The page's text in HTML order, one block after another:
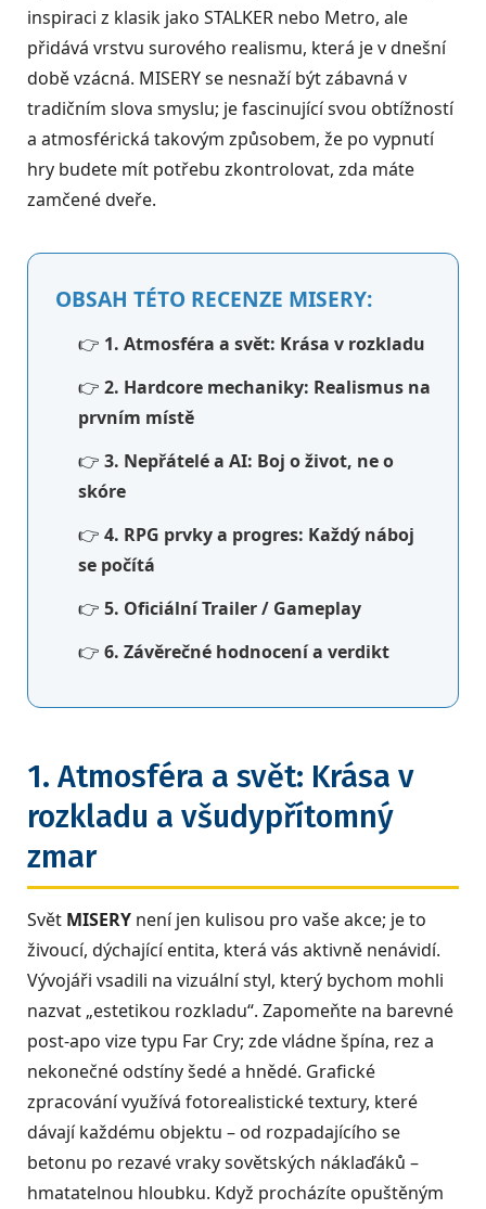
inspiraci z klasik jako STALKER nebo Metro, ale
přidává vrstvu surového realismu, která je v dnešní
době vzácná. MISERY se nesnaží být zábavná v
tradičním slova smyslu; je fascinující svou obtížností
a atmosférická takovým způsobem, že po vypnutí
hry budete mít potřebu zkontrolovat, zda máte
zamčené dveře.
OBSAH TÉTO RECENZE MISERY:
👉 1. Atmosféra a svět: Krása v rozkladu
👉 2. Hardcore mechaniky: Realismus na
prvním místě
👉 3. Nepřátelé a AI: Boj o život, ne o
skóre
👉 4. RPG prvky a progres: Každý náboj
se počítá
👉 5. Oficiální Trailer / Gameplay
👉 6. Závěrečné hodnocení a verdikt
1. Atmosféra a svět: Krása v
rozkladu a všudypřítomný
zmar
Svět MISERY není jen kulisou pro vaše akce; je to
živoucí, dýchající entita, která vás aktivně nenávidí.
Vývojáři vsadili na vizuální styl, který bychom mohli
nazvat „estetikou rozkladu“. Zapomeňte na barevné
post-apo vize typu Far Cry; zde vládne špína, rez a
nekonečné odstíny šedé a hnědé. Grafické
zpracování využívá fotorealistické textury, které
dávají každému objektu – od rozpadajícího se
betonu po rezavé vraky sovětských náklaďáků –
hmatatelnou hloubku. Když procházíte opuštěným